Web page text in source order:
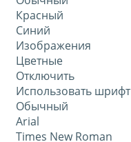
Красный
Синий
Изображения
Цветные
Отключить
Использовать шрифт
Обычный
Arial
Times New Roman